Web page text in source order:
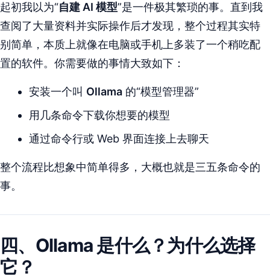
起初我以为“自建 AI 模型”是一件极其繁琐的事。直到我
查阅了大量资料并实际操作后才发现，整个过程其实特
别简单，本质上就像在电脑或手机上多装了一个稍吃配
置的软件。你需要做的事情大致如下：
安装一个叫 Ollama 的“模型管理器”
用几条命令下载你想要的模型
通过命令行或 Web 界面连接上去聊天
整个流程比想象中简单得多，大概也就是三五条命令的
事。
四、Ollama 是什么？为什么选择
它？